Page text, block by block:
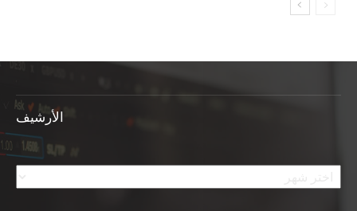
الأرشيف
الأرشيف